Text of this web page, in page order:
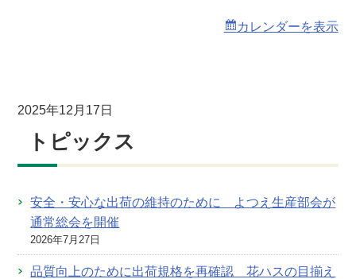
カレンダーを表示
2025年12月17日
トピックス
安全・安心な出荷の維持のために よつえ生産部会が
通常総会を開催
2026年7月27日
品質向上のために出荷規格を再確認 花ハスの目揃え